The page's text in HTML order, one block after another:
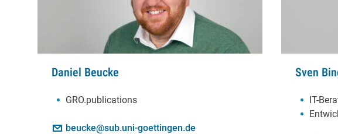
Daniel Beucke
Schwerpunkte:
GRO.publications
Kontakt:
E-Mail:
beucke@sub.uni-goettingen.de
Sven
IT-